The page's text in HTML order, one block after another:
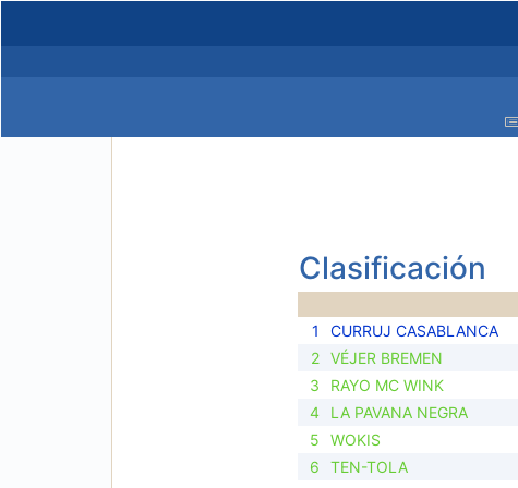
Clasificación
1
CURRUJ CASABLANCA
2 VÉJER BREMEN
3
RAYO MC WINK
4
LA PAVANA NEGRA
5
WOKIS
6
TEN-TOLA